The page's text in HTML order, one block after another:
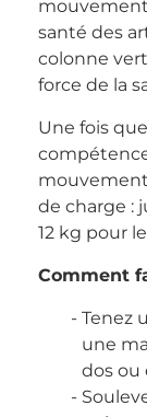
santé des
colonne
force de la
Une fois
de charge :
12 kg pour
Comment
Tenez
une
dos ou